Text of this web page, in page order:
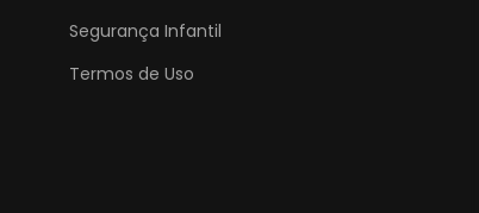
Segurança Infantil
Termos de Uso